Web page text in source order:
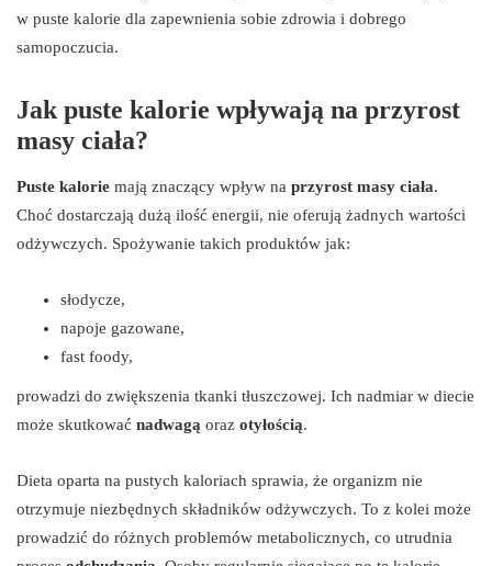
w puste kalorie dla zapewnienia sobie zdrowia i dobrego
samopoczucia.
Jak puste kalorie wpływają na przyrost
masy ciała?
Puste kalorie mają znaczący wpływ na przyrost masy ciała.
Choć dostarczają dużą ilość energii, nie oferują żadnych wartości
odżywczych. Spożywanie takich produktów jak:
słodycze,
napoje gazowane,
fast foody,
prowadzi do zwiększenia tkanki tłuszczowej. Ich nadmiar w diecie
może skutkować nadwagą oraz otyłością.
Dieta oparta na pustych kaloriach sprawia, że organizm nie
otrzymuje niezbędnych składników odżywczych. To z kolei może
prowadzić do różnych problemów metabolicznych, co utrudnia